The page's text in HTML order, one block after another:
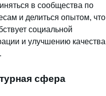
в сообщества по
и делиться опытом, что
социальной
и улучшению качества
сфера